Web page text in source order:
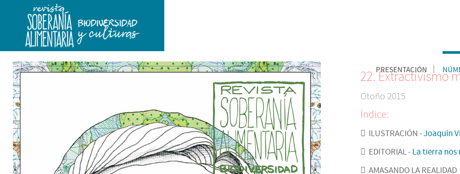
PRESENTACIÓN
22. Extractivismo
Otoño 2015
Índice:
ILUSTRACIÓN -Joaquín
EDITORIAL -La tierra nos
AMASANDO LA REALIDAD